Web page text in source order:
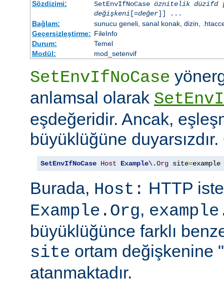
Sözdizimi:
SetEnvIfNoCase öznitelik düzifd
değişkeni [=değer]] ...
Bağlam:
sunucu geneli, sanal konak, dizin,
Geçersizleştirme: FileInfo
Durum:
Temel
Modül:
mod_setenvif
SetEnvIfNoCase
anlamsal olarak
eşdeğeridir. Ancak,
büyüklüğüne
SetEnvIfNoCase Host Example\.Org site=example
Burada, Host: HTTP
Example.Org,
büyüklüğünce farklı
site ortam değişkenine "
atanmaktadır.